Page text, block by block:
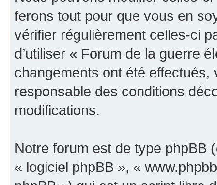
ferons tout pour que vous en
vérifier régulièrement celles-ci
d’utiliser « Forum de la guerre
changements ont été effectués,
responsable des conditions
modifications.
Notre forum est de type phpBB
« logiciel phpBB », «